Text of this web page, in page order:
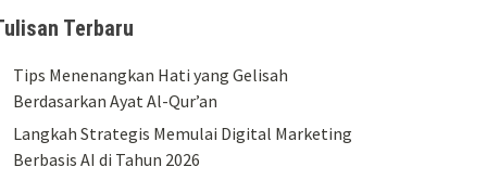
Terbaru
Tips Menenangkan Hati yang Gelisah
Berdasarkan Ayat Al-Qur’an
Langkah Strategis Memulai Digital Marketing
Berbasis AI di Tahun 2026